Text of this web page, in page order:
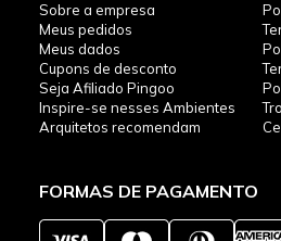
Sobre a empresa
Meus pedidos
Meus dados
Cupons de desconto
Seja Afiliado Pingoo
Inspire-se nesses Ambientes
Arquitetos recomendam
FORMAS DE PAGAMENTO